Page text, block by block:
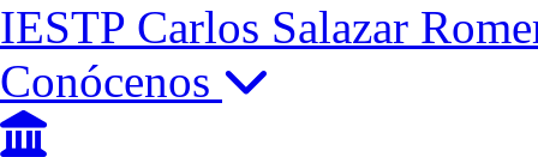
IESTP Carlos Salazar
Conócenos